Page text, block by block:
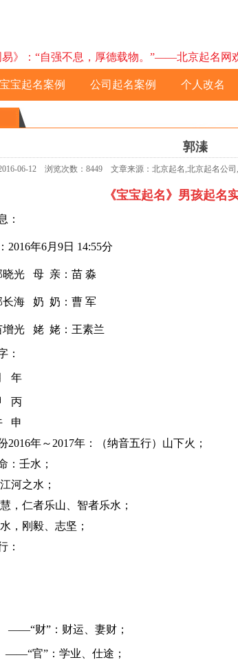
易》：“自强不息，厚德载物。”——北京起名网
宝宝起名案例 公司起名案例 个人改名
郭溱
06-12 浏览次数：8449 文章来源：北京起名,北京起名公
《宝宝起名》男孩起名
：
年6月9日 14:55分
晓光 母 亲：苗 淼
海 奶 奶：曹 军
光 姥 姥：王素兰
：
年
丙
申
年～2017年：（纳音五行）山下火；
壬水；
之水；
仁者乐山、智者乐水；
刚毅、志坚；
：
——“财” ：财运、妻财；
——“官”：学业、仕途；